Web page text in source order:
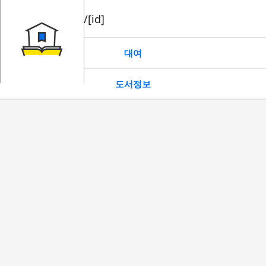
book/rent/[id]
대여
도서정보